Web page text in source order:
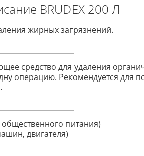
BRUDEX 200 Л
жирных загрязнений.
средство для удаления
операцию. Рекомендуется для
питания)
двигателя)